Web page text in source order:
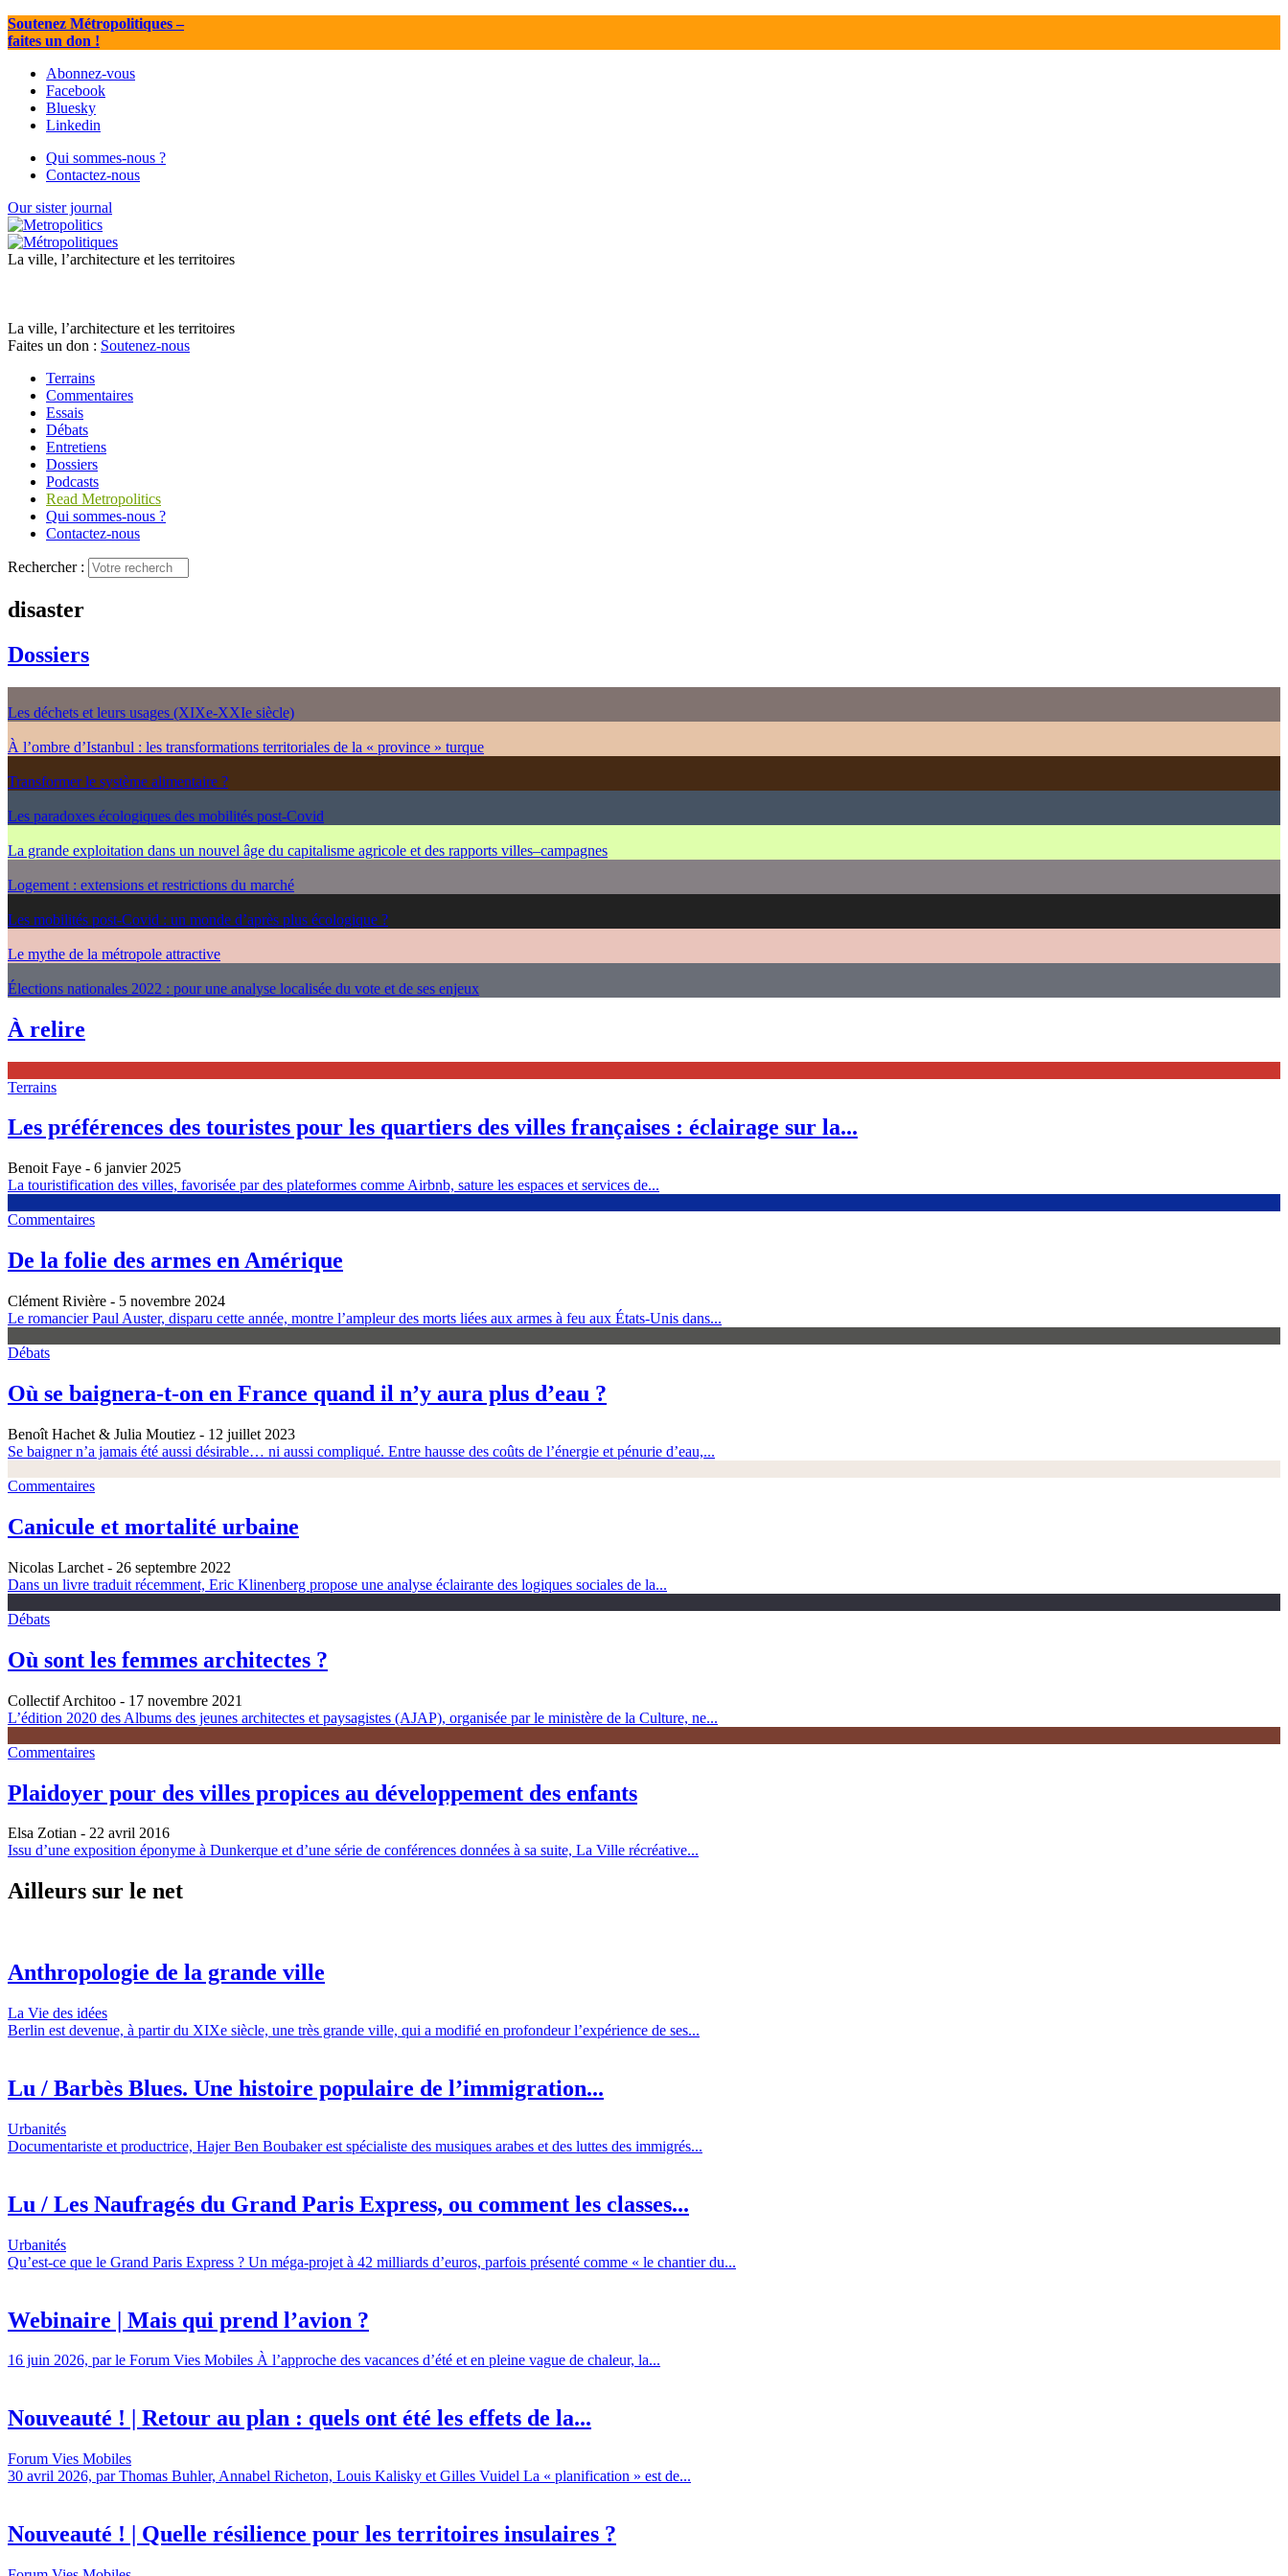
Soutenez Métropolitiques–
faites un don !
Abonnez-vous
Facebook
Bluesky
Linkedin
Qui sommes-nous ?
Contactez-nous
Our sister journal
La ville, l’architecture et les territoires
La ville, l’architecture et les territoires
Faites un don : Soutenez-nous
Terrains
Commentaires
Essais
Débats
Entretiens
Dossiers
Podcasts
Read Metropolitics
Qui sommes-nous ?
Contactez-nous
Rechercher :
disaster
Dossiers
Les déchets et leurs usages (XIXe-XXIe siècle)
À l’ombre d’Istanbul : les transformations territoriales de la « province » turque
Transformer le système alimentaire ?
Les paradoxes écologiques des mobilités post-Covid
La grande exploitation dans un nouvel âge du capitalisme agricole et des rapports villes–campagnes
Logement : extensions et restrictions du marché
Les mobilités post-Covid : un monde d’après plus écologique ?
Le mythe de la métropole attractive
Élections nationales 2022 : pour une analyse localisée du vote et de ses enjeux
À relire
Terrains
Les préférences des touristes pour les quartiers des villes françaises : éclairage sur la...
Benoit Faye - 6 janvier 2025
La touristification des villes, favorisée par des plateformes comme Airbnb, sature les espaces et services de...
Commentaires
De la folie des armes en Amérique
Clément Rivière - 5 novembre 2024
Le romancier Paul Auster, disparu cette année, montre l’ampleur des morts liées aux armes à feu aux États-Unis dans...
Débats
Où se baignera-t-on en France quand il n’y aura plus d’eau ?
Benoît Hachet & Julia Moutiez - 12 juillet 2023
Se baigner n’a jamais été aussi désirable… ni aussi compliqué. Entre hausse des coûts de l’énergie et pénurie d’eau,...
Commentaires
Canicule et mortalité urbaine
Nicolas Larchet - 26 septembre 2022
Dans un livre traduit récemment, Eric Klinenberg propose une analyse éclairante des logiques sociales de la...
Débats
Où sont les femmes architectes ?
Collectif Architoo - 17 novembre 2021
L’édition 2020 des Albums des jeunes architectes et paysagistes (AJAP), organisée par le ministère de la Culture, ne...
Commentaires
Plaidoyer pour des villes propices au développement des enfants
Elsa Zotian - 22 avril 2016
Issu d’une exposition éponyme à Dunkerque et d’une série de conférences données à sa suite, La Ville récréative...
Ailleurs sur le net
Anthropologie de la grande ville
La Vie des idées
Berlin est devenue, à partir du XIXe siècle, une très grande ville, qui a modifié en profondeur l’expérience de ses...
Lu / Barbès Blues. Une histoire populaire de l’immigration...
Urbanités
Documentariste et productrice, Hajer Ben Boubaker est spécialiste des musiques arabes et des luttes des immigrés...
Lu / Les Naufragés du Grand Paris Express, ou comment les classes...
Urbanités
Qu’est-ce que le Grand Paris Express ? Un méga-projet à 42 milliards d’euros, parfois présenté comme « le chantier du...
Webinaire | Mais qui prend l’avion ?
16 juin 2026, par le Forum Vies Mobiles À l’approche des vacances d’été et en pleine vague de chaleur, la...
Nouveauté ! | Retour au plan : quels ont été les effets de la...
Forum Vies Mobiles
30 avril 2026, par Thomas Buhler, Annabel Richeton, Louis Kalisky et Gilles Vuidel La « planification » est de...
Nouveauté ! | Quelle résilience pour les territoires insulaires ?